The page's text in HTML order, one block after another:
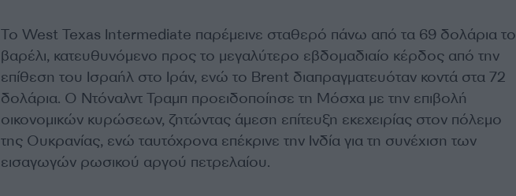
Το West Texas Intermediate παρέμεινε σταθερό πάνω από τα 69 δολάρια το
βαρέλι, κατευθυνόμενο προς το μεγαλύτερο εβδομαδιαίο κέρδος από την
επίθεση του Ισραήλ στο Ιράν, ενώ το Brent διαπραγματευόταν κοντά στα 72
δολάρια. Ο Ντόναλντ Τραμπ προειδοποίησε τη Μόσχα με την επιβολή
οικονομικών κυρώσεων, ζητώντας άμεση επίτευξη εκεχειρίας στον πόλεμο
της Ουκρανίας, ενώ ταυτόχρονα επέκρινε την Ινδία για τη συνέχιση των
εισαγωγών ρωσικού αργού πετρελαίου.